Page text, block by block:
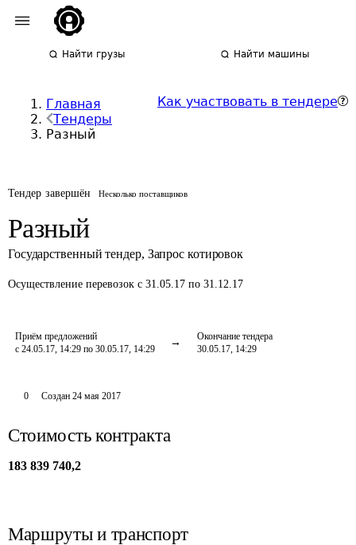
Найти грузы Найти машины
Главная
Тендеры
Разный
Как участвовать в тендере
Тендер завершён Несколько поставщиков
Разный
Государственный тендер, Запрос котировок
Осуществление перевозок с 31.05.17 по 31.12.17
Приём предложений
с 24.05.17, 14:29 по 30.05.17, 14:29
Окончание тендера
30.05.17, 14:29
0 Создан 24 мая 2017
Стоимость контракта
183 839 740,2
Маршруты и транспорт